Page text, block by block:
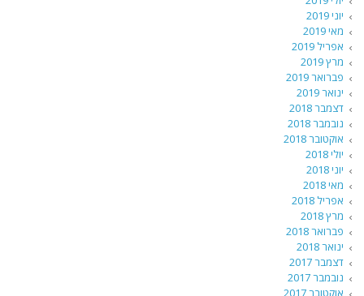
יוני 2019
מאי 2019
אפריל 2019
מרץ 2019
פברואר 2019
ינואר 2019
דצמבר 2018
נובמבר 2018
אוקטובר 2018
יולי 2018
יוני 2018
מאי 2018
אפריל 2018
מרץ 2018
פברואר 2018
ינואר 2018
דצמבר 2017
נובמבר 2017
אוקטובר 2017